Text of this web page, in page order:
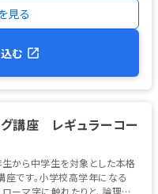
見る
む
グ講座 レギュラーコー
生から中学生を対象とした本格
座です。小学校高学年になる